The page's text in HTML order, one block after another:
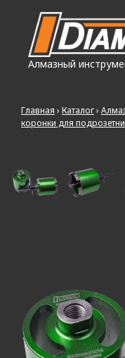
Алмазный
Главная › Каталог›
коронки для